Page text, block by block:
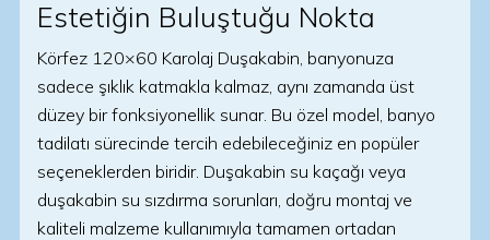
Estetiğin Buluştuğu Nokta
Körfez 120×60 Karolaj Duşakabin, banyonuza
sadece şıklık katmakla kalmaz, aynı zamanda üst
düzey bir fonksiyonellik sunar. Bu özel model, banyo
tadilatı sürecinde tercih edebileceğiniz en popüler
seçeneklerden biridir. Duşakabin su kaçağı veya
duşakabin su sızdırma sorunları, doğru montaj ve
kaliteli malzeme kullanımıyla tamamen ortadan